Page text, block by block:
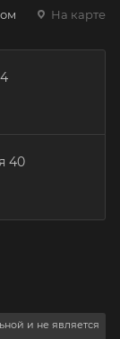
На карте
40
и не является